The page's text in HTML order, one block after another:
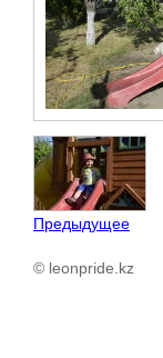
Предыдущее
© leonpride.kz